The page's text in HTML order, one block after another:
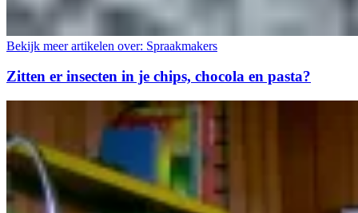
Bekijk meer artikelen over: Spraakmakers
Zitten er insecten in je chips, chocola en pasta?